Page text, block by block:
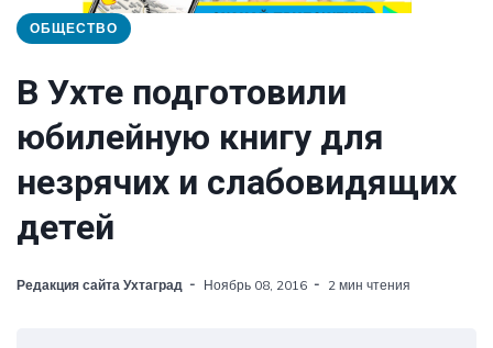
ОБЩЕСТВО
В Ухте подготовили
юбилейную книгу для
незрячих и слабовидящих
детей
Редакция сайта Ухтаград Ноябрь 08, 2016 2 мин чтения